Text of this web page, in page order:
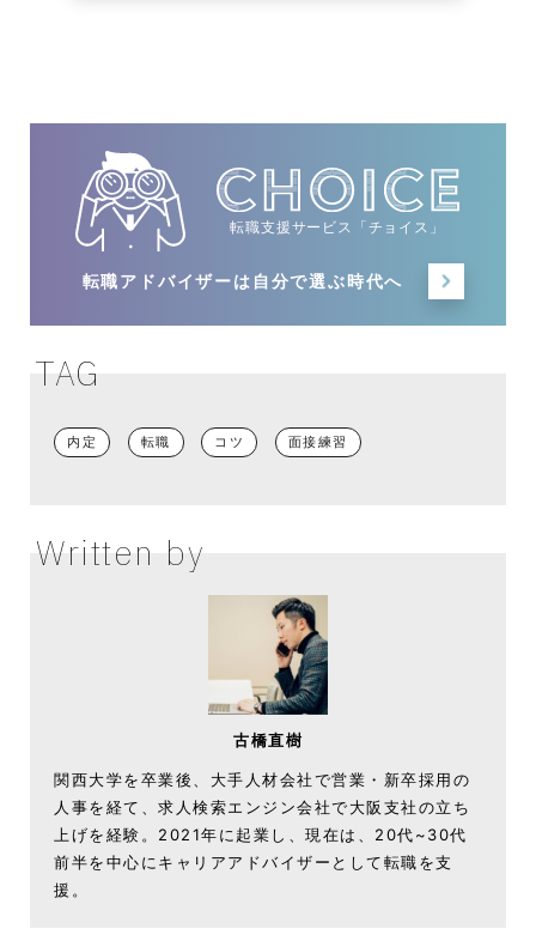
転職支援サービス「チョイス」
転職アドバイザーは 自分で選ぶ時代へ
TAG
内定 転職 コツ 面接練習
Written by
古橋直樹
関西大学を卒業後、大手人材会社で営業・新卒採用の
人事を経て、求人検索エンジン会社で大阪支社の立ち
上げを経験。2021年に起業し、現在は、20代~30代
前半を中心にキャリアアドバイザーとして転職を支
援。